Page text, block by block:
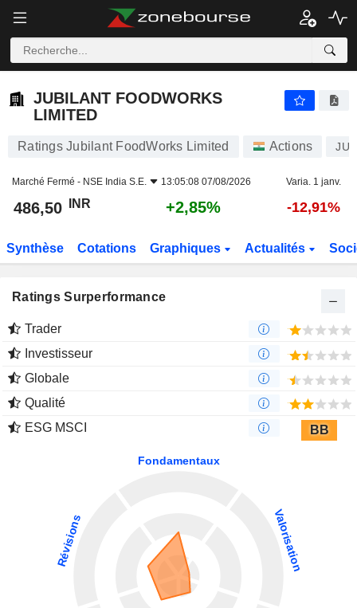
JUBILANT FOODWORKS
LIMITED
Ratings Jubilant FoodWorks Limited Actions
Marché Fermé - NSE India S.E. 13:05:08 07/08/2026 Varia. 1 janv.
486,50 INR +2,85% -12,91%
Synthèse Cotations Graphiques Actualités
Ratings Surperformance
Trader
Investisseur
Globale
Qualité
ESG MSCI
BB